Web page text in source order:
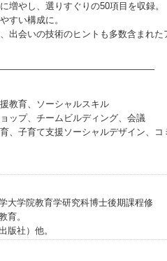
増やし、選りすぐりの50項目を収録。
すい構成に。
出会いの技術のヒントも多数含まれた
教育、ソーシャルスキル
ップ、チームビルディング、会議
、子育て支援ソーシャルデザイン、コ
大学院教育学研究科博士後期課程修
育。
版社）他。